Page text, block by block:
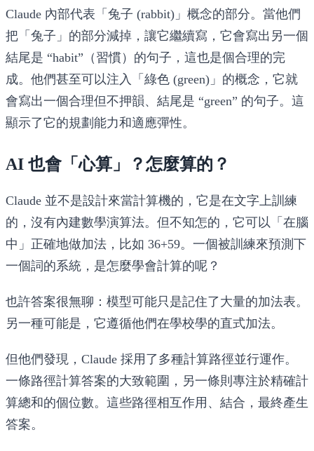
Claude 內部代表「兔子 (rabbit)」概念的部分。當他們
把「兔子」的部分減掉，讓它繼續寫，它會寫出另一個
結尾是 “habit”（習慣）的句子，這也是個合理的完
成。他們甚至可以注入「綠色 (green)」的概念，它就
會寫出一個合理但不押韻、結尾是 “green” 的句子。這
顯示了它的規劃能力和適應彈性。
AI 也會「心算」？怎麼算的？
Claude 並不是設計來當計算機的，它是在文字上訓練
的，沒有內建數學演算法。但不知怎的，它可以「在腦
中」正確地做加法，比如 36+59。一個被訓練來預測下
一個詞的系統，是怎麼學會計算的呢？
也許答案很無聊：模型可能只是記住了大量的加法表。
另一種可能是，它遵循他們在學校學的直式加法。
但他們發現，Claude 採用了多種計算路徑並行運作。
一條路徑計算答案的大致範圍，另一條則專注於精確計
算總和的個位數。這些路徑相互作用、結合，最終產生
答案。